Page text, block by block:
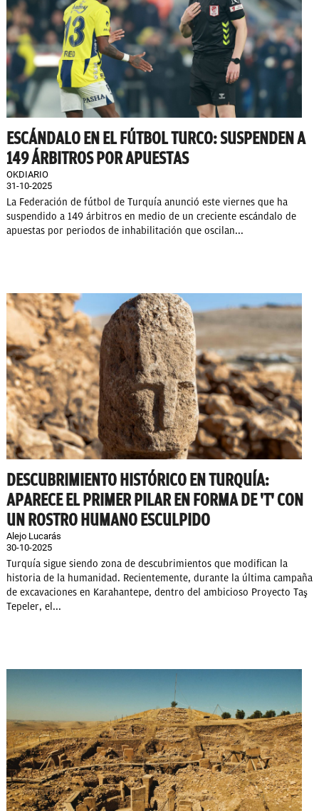
ESCÁNDALO EN EL FÚTBOL TURCO: SUSPENDEN A
149 ÁRBITROS POR APUESTAS
OKDIARIO
31-10-2025
La Federación de fútbol de Turquía anunció este viernes que ha
suspendido a 149 árbitros en medio de un creciente escándalo de
apuestas por periodos de inhabilitación que oscilan...
DESCUBRIMIENTO HISTÓRICO EN TURQUÍA:
APARECE EL PRIMER PILAR EN FORMA DE 'T' CON
UN ROSTRO HUMANO ESCULPIDO
Alejo Lucarás
30-10-2025
Turquía sigue siendo zona de descubrimientos que modifican la
historia de la humanidad. Recientemente, durante la última campaña
de excavaciones en Karahantepe, dentro del ambicioso Proyecto Taş
Tepeler, el...